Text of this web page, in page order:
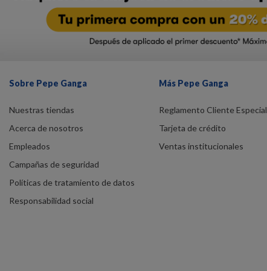
Sobre Pepe Ganga
Nuestras tiendas
Acerca de nosotros
Empleados
Campañas de seguridad
Políticas de tratamiento de datos
Responsabilidad social
Más Pepe Ganga
Reglamento Cliente Especial
Tarjeta de crédito
Ventas institucionales